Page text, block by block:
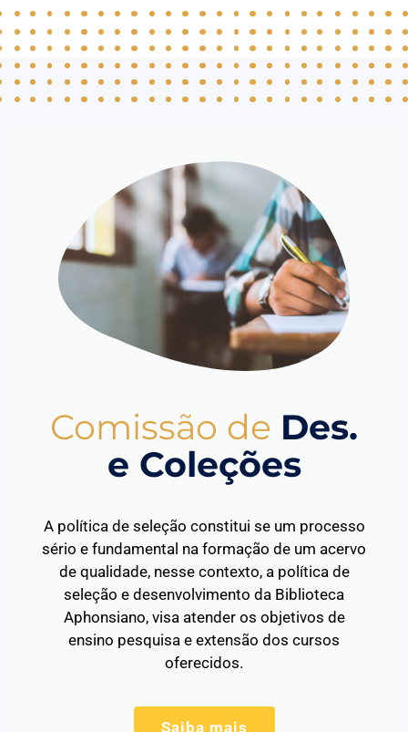
Comissão de Des.
e Coleções
A política de seleção constitui se um processo
sério e fundamental na formação de um acervo
de qualidade, nesse contexto, a política de
seleção e desenvolvimento da Biblioteca
Aphonsiano, visa atender os objetivos de
ensino pesquisa e extensão dos cursos
oferecidos.
Saiba mais